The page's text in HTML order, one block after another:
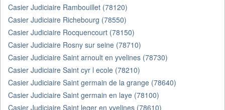
Casier Judiciaire Rambouillet (78120)
Casier Judiciaire Richebourg (78550)
Casier Judiciaire Rocquencourt (78150)
Casier Judiciaire Rosny sur seine (78710)
Casier Judiciaire Saint arnoult en yvelines (78730)
Casier Judiciaire Saint cyr l ecole (78210)
Casier Judiciaire Saint germain de la grange (78640)
Casier Judiciaire Saint germain en laye (78100)
Casier Judiciaire Saint leger en yvelines (78610)